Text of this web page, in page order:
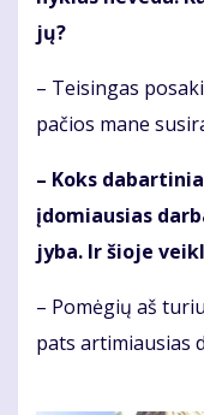
jų?
– Tei­sin­gas
pa­čios ma­ne
– Koks
įdo­miau­sias
jy­ba. Ir šio­je
– Po­mė­gių aš
pats ar­ti­miau­sias